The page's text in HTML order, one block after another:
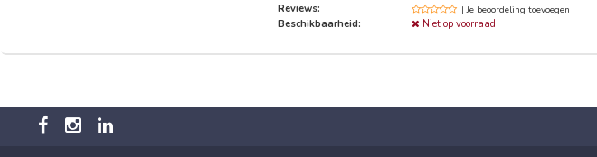
Reviews: | Je beoordeling toevoegen
Beschikbaarheid: Niet op voorraad